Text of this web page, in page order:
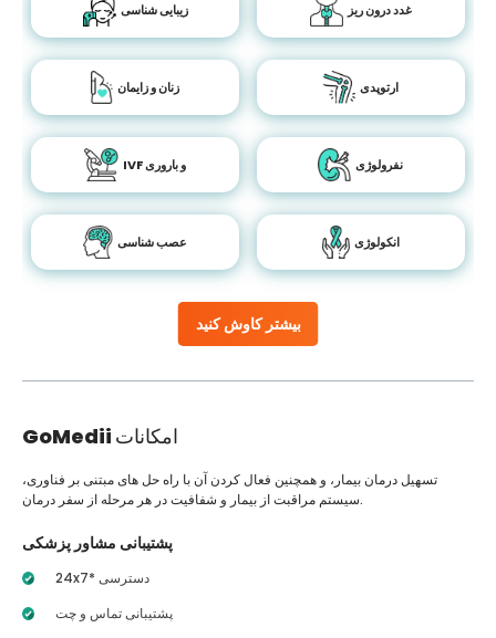
بیشتر کاوش کنید
زیبایی شناسی غدد درون ریز
زنان و زایمان ارتوپدی
IVF و باروری نفرولوژی
عصب شناسی انکولوژی
GoMedii امکانات
تسهیل درمان بیمار، و همچنین فعال کردن آن با راه حل های مبتنی بر فناوری،
سیستم مراقبت از بیمار و شفافیت در هر مرحله از سفر درمان.
پشتیبانی مشاور پزشکی
24x7* دسترسی
پشتیبانی تماس و چت